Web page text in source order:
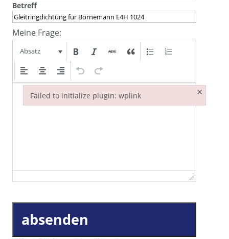
Betreff
Meine Frage:
Absatz
absenden
Failed to initialize plugin: wplink ×
Failed to initialize plugin: wplink